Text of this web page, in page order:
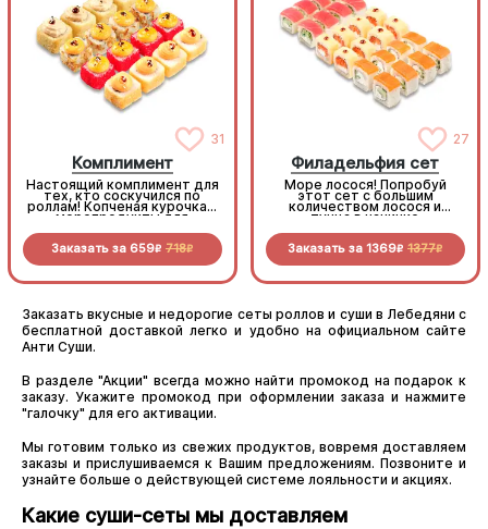
31
Комплимент
Настоящий комплимент для
тех, кто соскучился по
роллам! Копченая курочка и
морепродукты для
Заказать за 659R 718R
27
Филадельфия сет
Море лосося! Попробуй
этот сет с большим
количеством лосося и
тунца в начинке
Заказать за 1369R 1377R
Заказать вкусные и недорогие сеты роллов и суши в Лебедяни с
бесплатной доставкой легко и удобно на официальном сайте
Анти Суши.
В разделе "Акции" всегда можно найти промокод на подарок к
заказу. Укажите промокод при оформлении заказа и нажмите
"галочку" для его активации.
Мы готовим только из свежих продуктов, вовремя доставляем
заказы и прислушиваемся к Вашим предложениям. Позвоните и
узнайте больше о действующей системе лояльности и акциях.
Какие суши-сеты мы доставляем